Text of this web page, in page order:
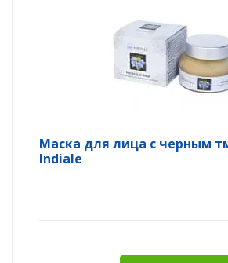
Маска для лица с черным
Indiale